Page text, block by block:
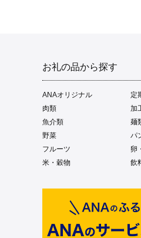
お礼の品から探す
ANAオリジナル 定
肉類
加
魚介類
麺
野菜
パ
フルーツ
卵
米・穀物
飲